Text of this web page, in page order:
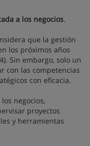
a los negocios.
que la gestión
los próximos años
Sin embargo, solo un
con las competencias
con eficacia.
negocios,
proyectos
y herramientas